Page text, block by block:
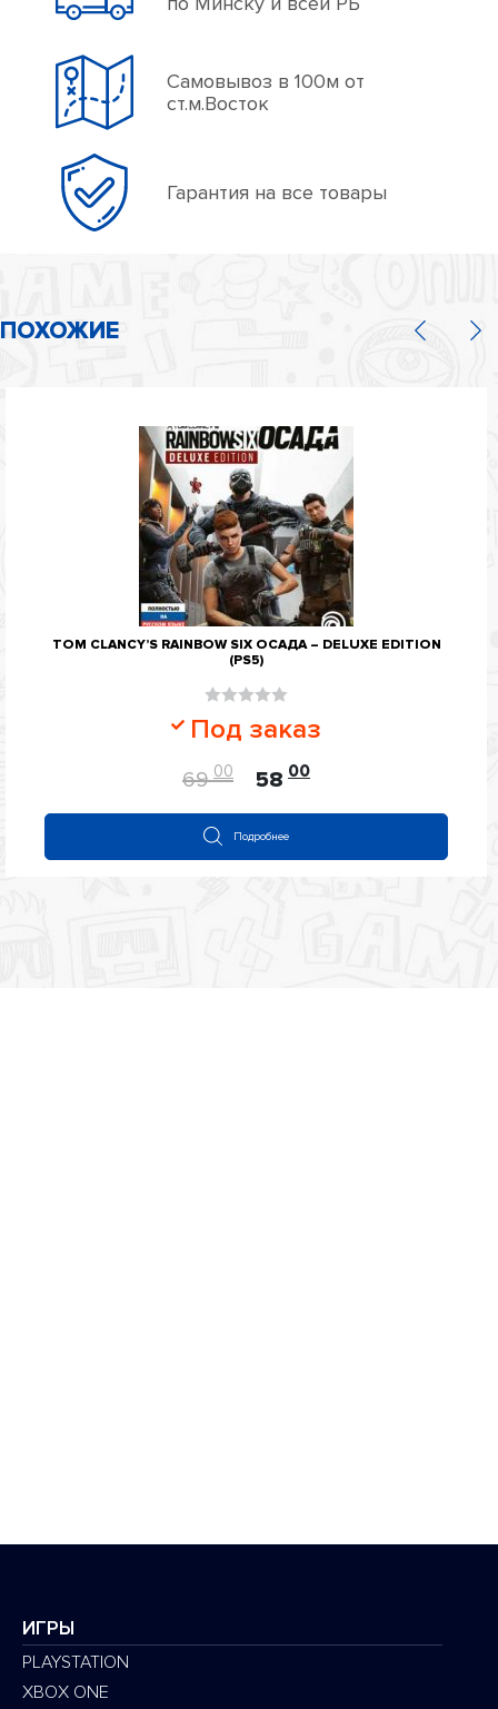
Самовывоз в 100м от
ст.м.Восток
Гарантия на все товары
ПОХОЖИЕ
TOM CLANCY’S RAINBOW SIX ОСАДА – DELUXE EDITION
(PS5)
Оценка
0
из
5
Под заказ
69 00 58 00
Подробнее
ИГРЫ
PLAYSTATION
XBOX ONE